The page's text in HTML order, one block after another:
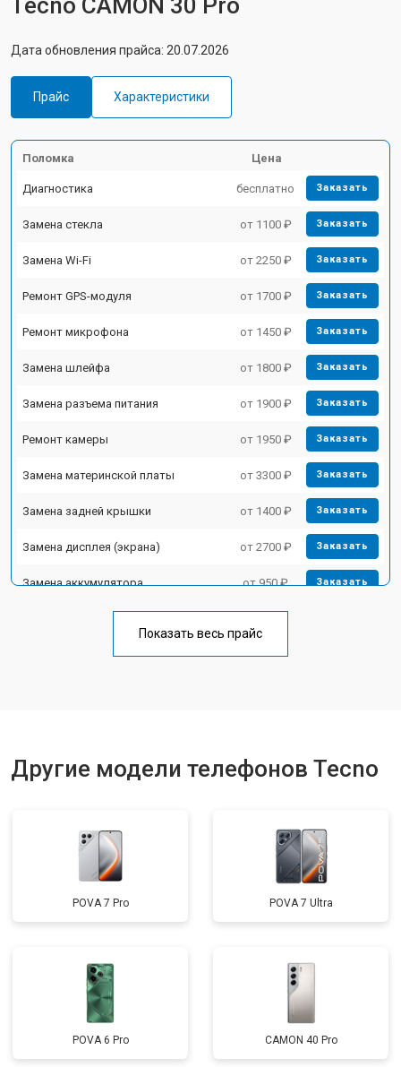
Tecno CAMON 30 Pro
Дата обновления прайса: 20.07.2026
Прайс Характеристики
Поломка Цена
Диагностика бесплатно Заказать
Замена стекла от 1100 ₽ Заказать
Замена Wi-Fi от 2250 ₽ Заказать
Ремонт GPS-модуля от 1700 ₽ Заказать
Ремонт микрофона от 1450 ₽ Заказать
Замена шлейфа от 1800 ₽ Заказать
Замена разъема питания от 1900 ₽ Заказать
Ремонт камеры от 1950 ₽ Заказать
Замена материнской платы от 3300 ₽ Заказать
Замена задней крышки от 1400 ₽ Заказать
Замена дисплея (экрана) от 2700 ₽ Заказать
Замена аккумулятора от 950 ₽ Заказать
Ремонт цепи питания от 3200 ₽
Показать весь прайс
Другие модели телефонов Tecno
POVA 7 Pro POVA 7 Ultra
POVA 6 Pro CAMON 40 Pro